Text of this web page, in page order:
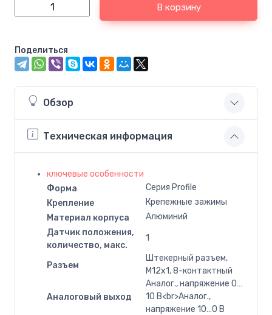
В корзину
Поделиться
Обзор
Техническая информация
ключевые особенности
Форма
Серия Profile
Крепление
Крепежные зажимы
Материал корпуса
Алюминий
Датчик положения,
количество, макс.
1
Разъем
Штекерный разъем,
M12x1, 8-контактный
Аналоговый выход
Аналог., напряжение 0…
10 В<br>Аналог.,
напряжение 10…0 В